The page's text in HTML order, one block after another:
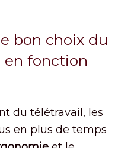
bon choix du
en fonction
du télétravail, les
en plus de temps